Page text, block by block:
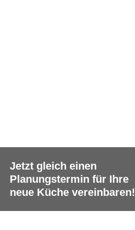
Jetzt gleich einen
Planungstermin für Ihre
neue Küche vereinbaren!